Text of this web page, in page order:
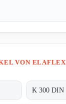
VON ELAFLEX
K 300 DIN